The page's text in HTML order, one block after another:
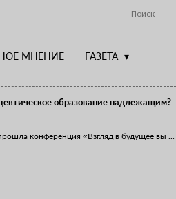
Поиск
МНЕНИЕ ГАЗЕТА
образование надлежащим?
конференция «Взгляд в будущее вы